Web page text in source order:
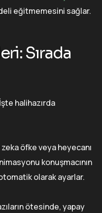
eğitmemesini sağlar.
Sırada
halihazırda
zeka öfke veya heyecanı
konuşmacının
olarak ayarlar.
ötesinde, yapay